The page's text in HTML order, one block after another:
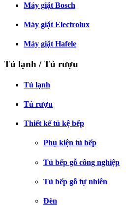
Máy giặt Bosch
Máy giặt Electrolux
Máy giặt Hafele
Tủ lạnh / Tủ rượu
Tủ lạnh
Tủ rượu
Thiết kế tủ kệ bếp
Phụ kiện tủ bếp
Tủ bếp gỗ công nghiệp
Tủ bếp gỗ tự nhiên
Đèn